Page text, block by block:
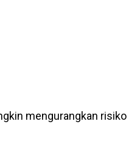
mengurangkan risiko